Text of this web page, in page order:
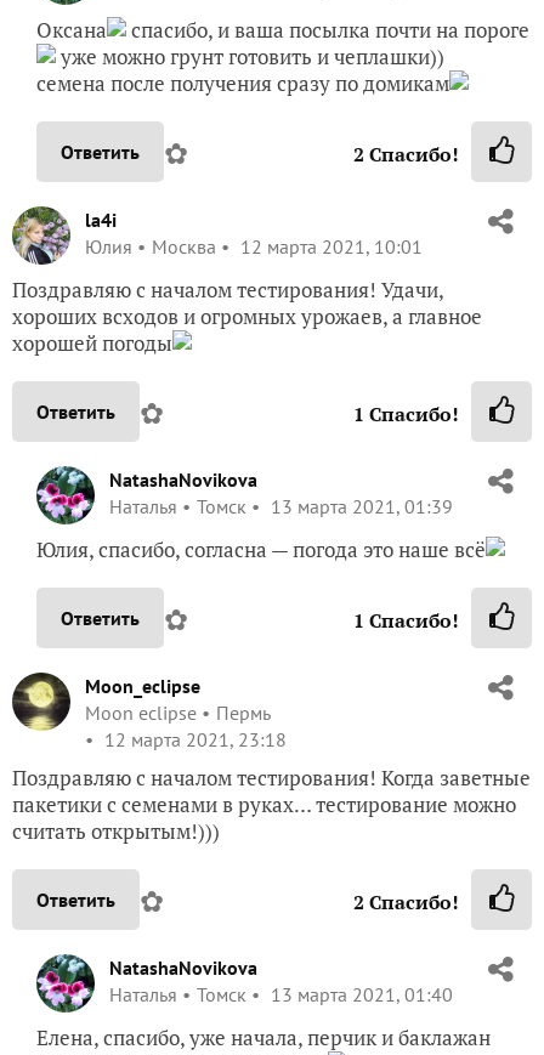
Оксана
спасибо, и ваша посылка почти на пороге
уже можно грунт готовить и чеплашки))
семена после получения сразу по домикам
Ответить ✿ 2 Спасибо!
la4i
Юлия
Москва 12 марта 2021, 10:01
Поздравляю с началом тестирования! Удачи,
хороших всходов и огромных урожаев, а главное
хорошей погоды
Ответить ✿ 1 Спасибо!
NatashaNovikova
Наталья
Томск 13 марта 2021, 01:39
Юлия, спасибо, согласна — погода это наше всё
Ответить ✿ 1 Спасибо!
Moon_eclipse
Moon eclipse
Пермь
12 марта 2021, 23:18
Поздравляю с началом тестирования! Когда заветные
пакетики с семенами в руках… тестирование можно
считать открытым!)))
Ответить ✿ 2 Спасибо!
NatashaNovikova
Наталья
Томск 13 марта 2021, 01:40
Елена, спасибо, уже начала, перчик и баклажан